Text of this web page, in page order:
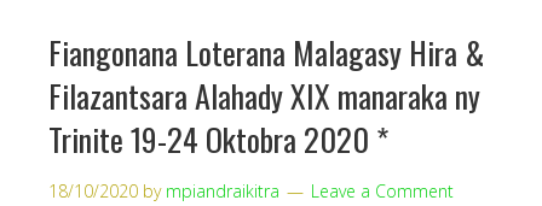
Fiangonana Loterana Malagasy Hira &
Filazantsara Alahady XIX manaraka ny
Trinite 19-24 Oktobra 2020 *
18/10/2020 by mpiandraikitra Leave a Comment